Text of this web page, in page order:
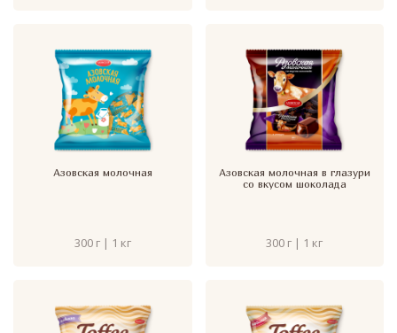
Азовская молочная
300 г | 1 кг
Азовская молочная в глазури
со вкусом шоколада
300 г | 1 кг